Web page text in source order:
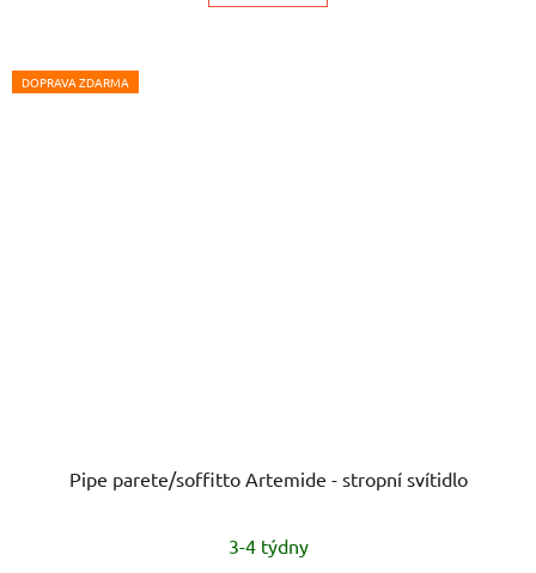
DOPRAVA ZDARMA
Pipe parete/soffitto Artemide - stropní svítidlo
3-4 týdny